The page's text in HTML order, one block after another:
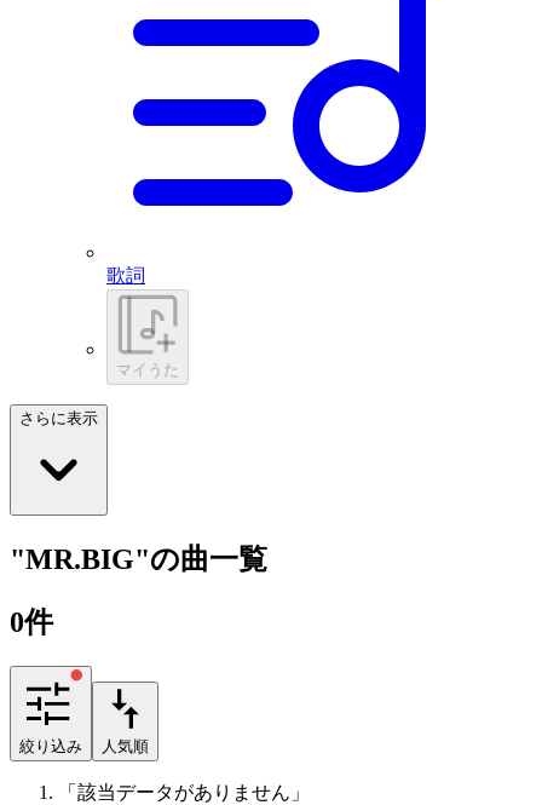
歌詞
マイうた
さらに表示
"MR.BIG"の曲一覧
0件
絞り込み 人気順
「該当データがありません」